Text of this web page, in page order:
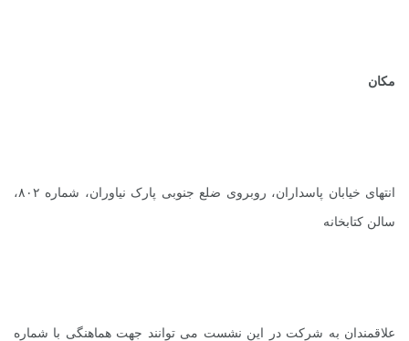
مکان
انتهای خیابان پاسداران، روبروی ضلع جنوبی پارک نیاوران، شماره ۸۰۲،
سالن کتابخانه
علاقمندان به شرکت در این نشست می‌ توانند جهت هماهنگی با شماره